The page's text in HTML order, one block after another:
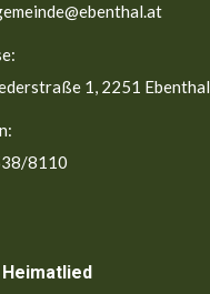
1, 2251 Ebenthal
8110
auf: